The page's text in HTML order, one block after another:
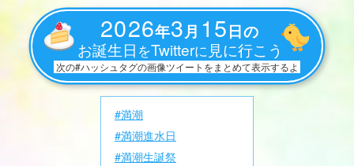
2026年3月 15日の
お誕生日 をTwitterに 見に行こう
次の#ハッシュタグの画像ツイートをまとめて表示するよ
#満潮
#満潮進水日
#満潮生誕祭